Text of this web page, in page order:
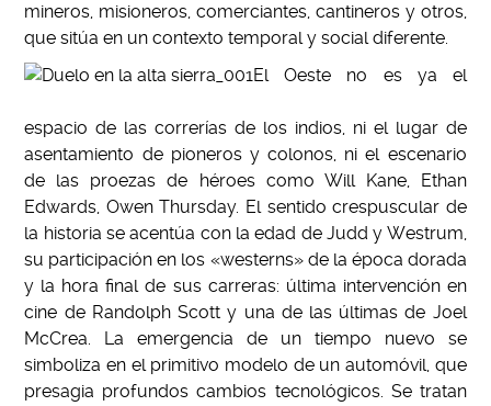
mineros, misioneros, comerciantes, cantineros y otros,
que sitúa en un contexto temporal y social diferente.
El Oeste no es ya el
espacio de las correrías de los indios, ni el lugar de
asentamiento de pioneros y colonos, ni el escenario
de las proezas de héroes como Will Kane, Ethan
Edwards, Owen Thursday. El sentido crespuscular de
la historia se acentúa con la edad de Judd y Westrum,
su participación en los «westerns» de la época dorada
y la hora final de sus carreras: última intervención en
cine de Randolph Scott y una de las últimas de Joel
McCrea. La emergencia de un tiempo nuevo se
simboliza en el primitivo modelo de un automóvil, que
presagia profundos cambios tecnológicos. Se tratan